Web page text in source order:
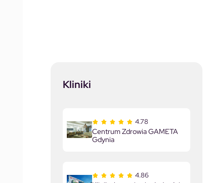
Kliniki
4.78
Centrum Zdrowia GAMETA
Gdynia
4.86